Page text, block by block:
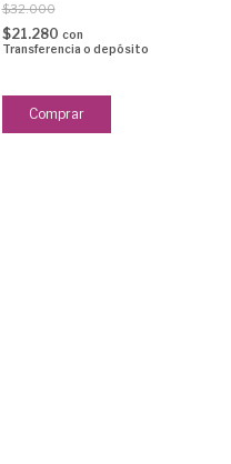
$32.000
$21.280 con
Transferencia o depósito